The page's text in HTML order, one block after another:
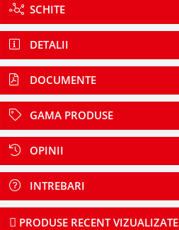
SCHITE
DETALII
DOCUMENTE
GAMA PRODUSE
OPINII
INTREBARI
PRODUSE RECENT VIZUALIZATE